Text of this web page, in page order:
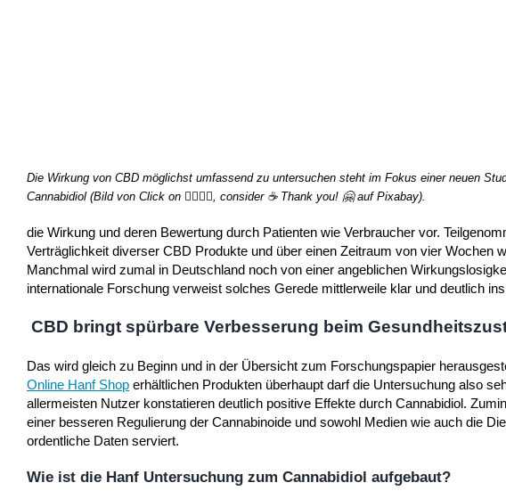
Die Wirkung von CBD möglichst umfassend zu untersuchen steht im Fokus einer neuen
Cannabidiol (Bild von Click on 👍🏼👍🏼, consider ☕ Thank you! 🤗 auf Pixabay).
die Wirkung und deren Bewertung durch Patienten wie Verbraucher vor.
Verträglichkeit diverser CBD Produkte und über einen Zeitraum von vier Wochen
Manchmal wird zumal in Deutschland noch von einer angeblichen
internationale Forschung verweist solches Gerede mittlerweile klar und deutlich
CBD bringt spürbare Verbesserung beim
Das wird gleich zu Beginn und in der Übersicht zum Forschungspapier
Online Hanf Shop erhältlichen Produkten überhaupt darf die Untersuchung also
allermeisten Nutzer konstatieren deutlich positive Effekte durch Cannabidiol.
einer besseren Regulierung der Cannabinoide und sowohl Medien wie auch die
ordentliche Daten serviert.
Wie ist die Hanf Untersuchung zum Cannabidiol aufgebaut?